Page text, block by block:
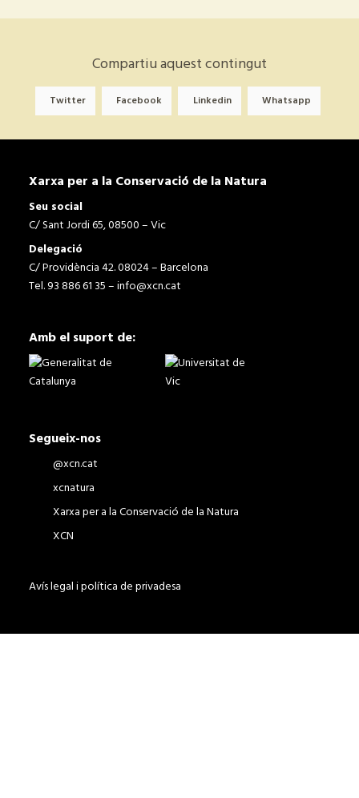
Compartiu aquest contingut
Twitter Facebook Linkedin Whatsapp
Xarxa per a la Conservació de la Natura
Seu social
C/ Sant Jordi 65, 08500 – Vic
Delegació
C/ Providència 42. 08024 – Barcelona
Tel. 93 886 61 35 –info@xcn.cat
Amb el suport de:
Segueix-nos
@xcn.cat
xcnatura
Xarxa per a la Conservació de la Natura
XCN
Avís legal i política de privadesa